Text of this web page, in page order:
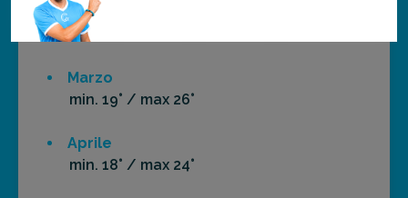
Febbraio
min. 19° / max 27°
Marzo
min. 19° / max 26°
Aprile
min. 18° / max 24°